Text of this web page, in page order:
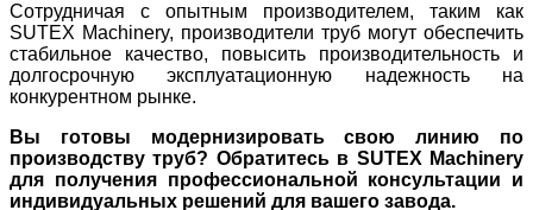
Сотрудничая с опытным производителем, таким как
SUTEX Machinery, производители труб могут обеспечить
стабильное качество, повысить производительность и
долгосрочную эксплуатационную надежность на
конкурентном рынке.
Вы готовы модернизировать свою линию по
производству труб? Обратитесь в SUTEX Machinery
для получения профессиональной консультации и
индивидуальных решений для вашего завода.